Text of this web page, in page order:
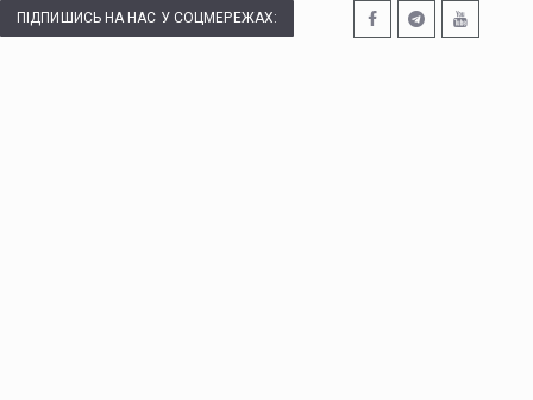
ПІДПИШИСЬ НА НАС У СОЦМЕРЕЖАХ: